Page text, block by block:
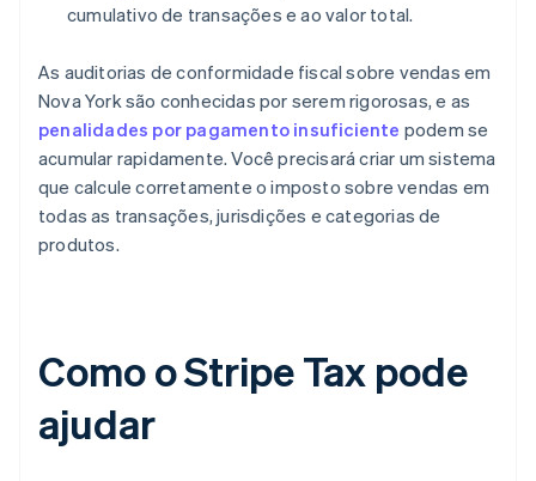
cumulativo de transações e ao valor total.
As auditorias de conformidade fiscal sobre vendas em
Nova York são conhecidas por serem rigorosas, e as
penalidades por pagamento insuficiente podem se
acumular rapidamente. Você precisará criar um sistema
que calcule corretamente o imposto sobre vendas em
todas as transações, jurisdições e categorias de
produtos.
Como o Stripe Tax pode
ajudar